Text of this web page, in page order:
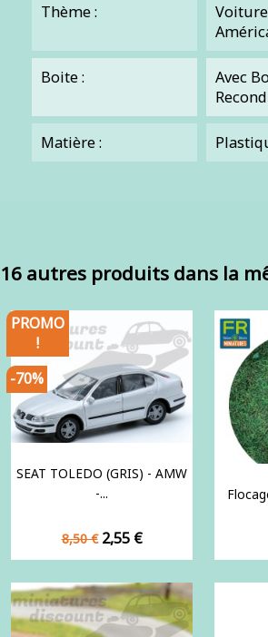
Thème :
Boite :
Avec
Matière :
16 autres produits dans la
SEAT TOLEDO (GRIS) - AMW
-...
Prix
de
8,50 € Prix
2,55 €
PROMO
!
-70%